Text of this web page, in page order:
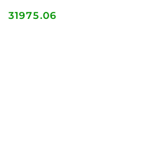
Cena:
31975.06